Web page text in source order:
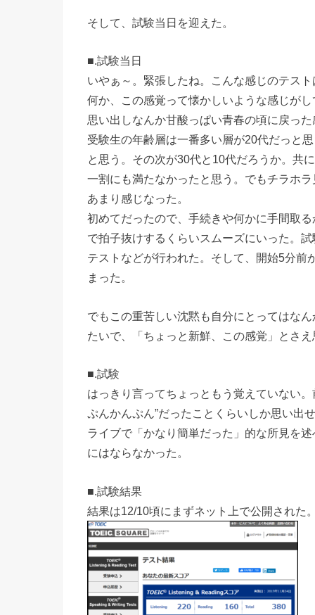
そして、試験当日を迎えた。
■.試験当日
いやぁ～。緊張したね。こんな感じのテス
何か、この感覚って懐かしいような感じが
思い出しなんか甘酸っぱい青春の頃に戻っ
受験生の年齢層は一番多い層が20代だっと
と思う。その次が30代と10代だろうか。共
一割にも満たなかったと思う。でもチラホ
あまり感じなった。
初めてだったので、手続きや何かに手間取
で拍子抜けするくらいスムーズにいった。
テストなどが行われた。そして、開始5分前
まった。
でもこの重苦しい沈黙も自分にとってはな
たいで、「ちょっと新鮮、この感覚」とさ
■.試験
はっきり言ってちょっともう覚えていない
ぷんかんぷん”だったことくらいしか思い出
ライブで「かなり簡単だった」的な所見を
にはならなかった。
■.試験結果
結果は12/10頃にまずネット上で公開された